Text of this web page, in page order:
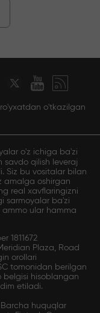
o'tkazilgan
o'z ichiga ba'zi
savdo qilish leveraj
Siz bu vositalar bilan
amalga oshirgan
real xavflaringizni
sarmoyalar ba'zi
ammo ular hamma
1811672
Plaza, Road
orollari
tomonidan berilgan
belgisi hisoblangan
etiladi.
huquqlar